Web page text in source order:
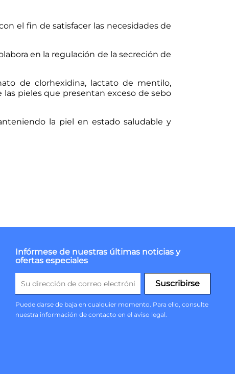
el fin de satisfacer las necesidades de
en la regulación de la secreción de
de clorhexidina, lactato de mentilo,
pieles que presentan exceso de sebo
la piel en estado saludable y
Infórmese de nuestras últimas noticias y
ofertas especiales
Puede darse de baja en cualquier momento. Para ello, consulte
nuestra información de contacto en el aviso legal.